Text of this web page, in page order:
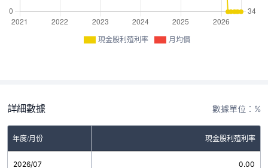
現金股利殖利率 月均價
詳細數據 數據單位：%
年度/月份 現金股利殖利率
2026/07 0.00